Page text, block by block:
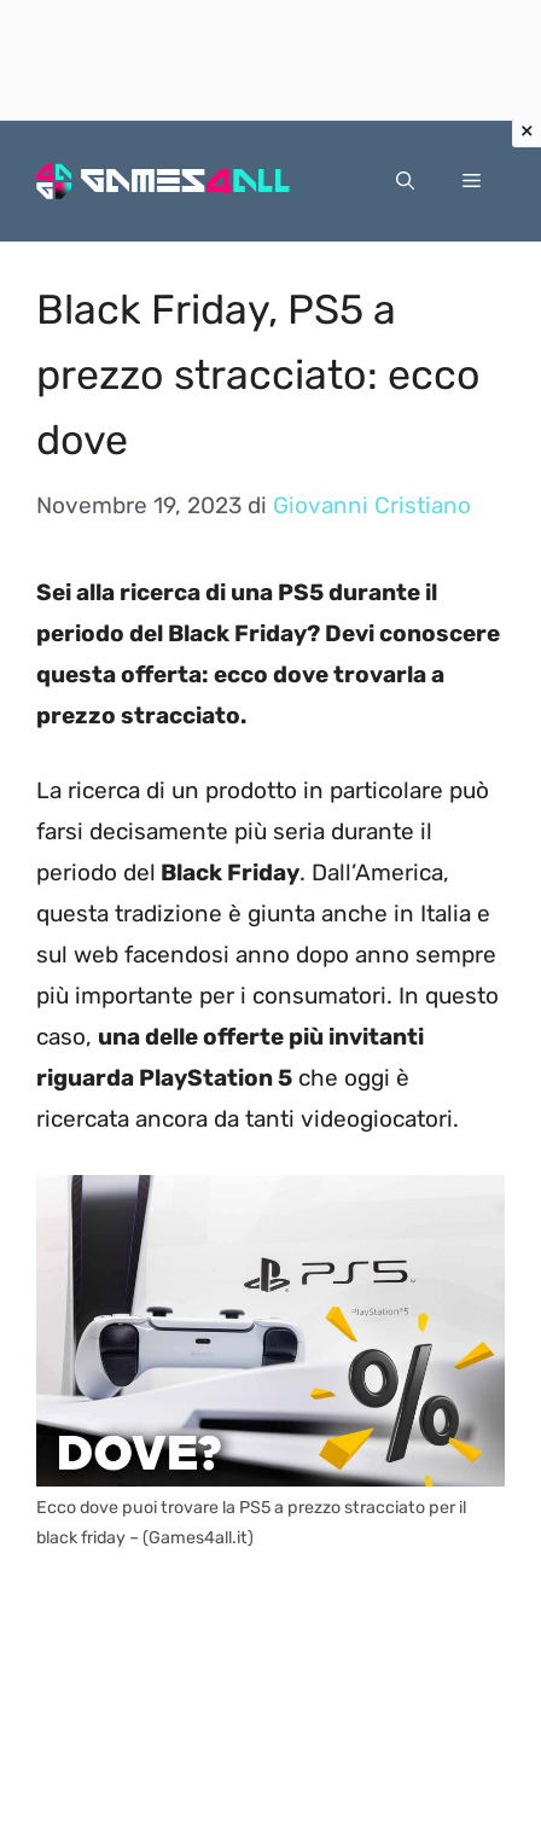
Menu
Black Friday, PS5 a
prezzo stracciato: ecco
dove
Novembre 19, 2023 di Giovanni Cristiano
Sei alla ricerca di una PS5 durante il
periodo del Black Friday? Devi conoscere
questa offerta: ecco dove trovarla a
prezzo stracciato.
La ricerca di un prodotto in particolare può
farsi decisamente più seria durante il
periodo del Black Friday. Dall’America,
questa tradizione è giunta anche in Italia e
sul web facendosi anno dopo anno sempre
più importante per i consumatori. In questo
caso, una delle offerte più invitanti
riguarda PlayStation 5 che oggi è
ricercata ancora da tanti videogiocatori.
Ecco dove puoi trovare la PS5 a prezzo stracciato per il
black friday – (Games4all.it)